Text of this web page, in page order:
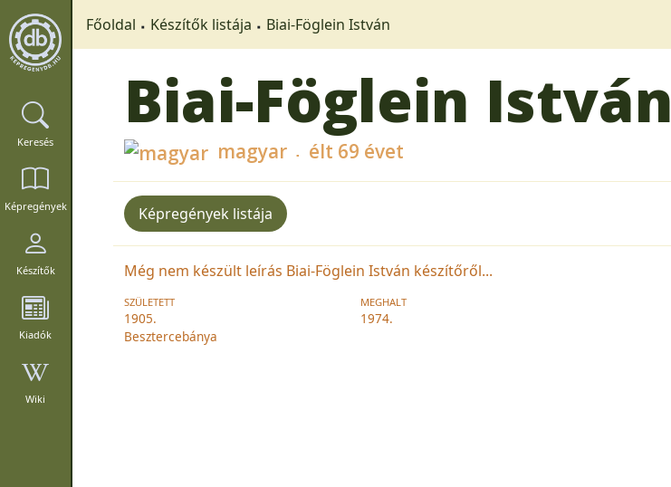
Keresés
Képregények
Készítők
Kiadók
Wiki
Főoldal Készítők listája Biai-Föglein István
Biai-Föglein István
magyar élt 69 évet
Képregények listája
Még nem készült leírás Biai-Föglein István készítőről...
SZÜLETETT
1905.
Besztercebánya
MEGHALT
1974.